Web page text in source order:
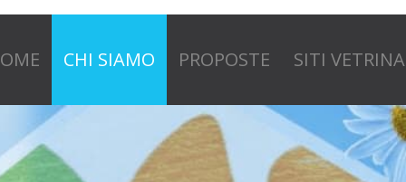
CHI SIAMO PROPOSTE SITI VETRINA